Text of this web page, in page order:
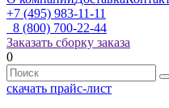
+7 (495) 983-11-11
8 (800) 700-22-44
Заказать сборку заказа
0
скачать прайс-лист